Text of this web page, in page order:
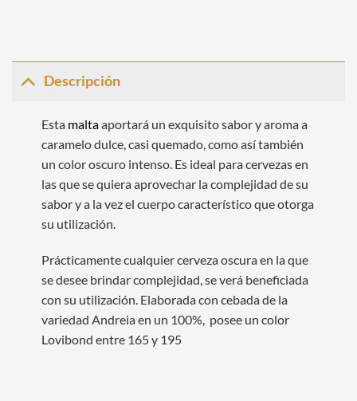
Descripción
Esta maltaaportará un exquisito sabor y aroma a
caramelo dulce, casi quemado, como así también
un color oscuro intenso. Es ideal para cervezas en
las que se quiera aprovechar la complejidad de su
sabor y a la vez el cuerpo característico que otorga
su utilización.
Prácticamente cualquier cerveza oscura en la que
se desee brindar complejidad, se verá beneficiada
con su utilización. Elaborada con cebada de la
variedad Andreia en un 100%, posee un color
Lovibond entre 165 y 195